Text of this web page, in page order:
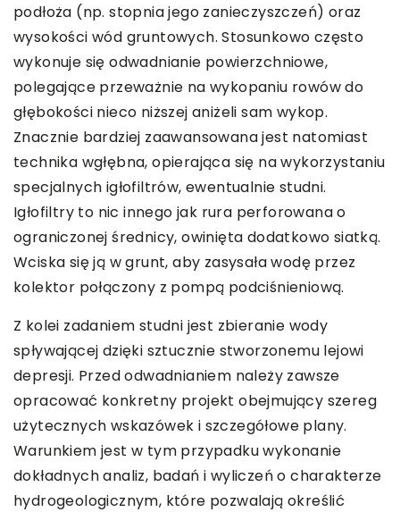
podłoża (np. stopnia jego zanieczyszczeń) oraz
wysokości wód gruntowych. Stosunkowo często
wykonuje się odwadnianie powierzchniowe,
polegające przeważnie na wykopaniu rowów do
głębokości nieco niższej aniżeli sam wykop.
Znacznie bardziej zaawansowana jest natomiast
technika wgłębna, opierająca się na wykorzystaniu
specjalnych igłofiltrów, ewentualnie studni.
Igłofiltry to nic innego jak rura perforowana o
ograniczonej średnicy, owinięta dodatkowo siatką.
Wciska się ją w grunt, aby zasysała wodę przez
kolektor połączony z pompą podciśnieniową.
Z kolei zadaniem studni jest zbieranie wody
spływającej dzięki sztucznie stworzonemu lejowi
depresji. Przed odwadnianiem należy zawsze
opracować konkretny projekt obejmujący szereg
użytecznych wskazówek i szczegółowe plany.
Warunkiem jest w tym przypadku wykonanie
dokładnych analiz, badań i wyliczeń o charakterze
hydrogeologicznym, które pozwalają określić